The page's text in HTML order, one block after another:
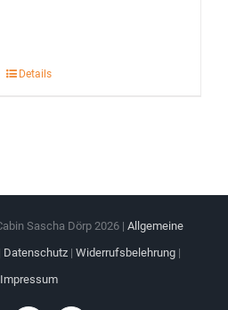
Details
Sascha Dörp 2026 | Allgemeine
Datenschutz| Widerrufsbelehrung|
Impressum